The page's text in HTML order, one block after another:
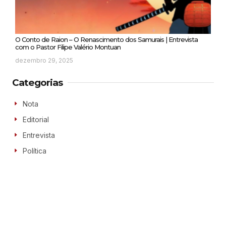
O Conto de Raion – O Renascimento dos Samurais | Entrevista
com o Pastor Filipe Valério Montuan
dezembro 29, 2025
Categorias
Nota
Editorial
Entrevista
Política